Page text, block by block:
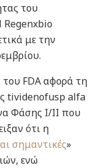
του
Regenxbio
με την
FDA αφορά τη
tividenofusp alfa
Φάσης Ι/ΙΙ που
ότι η
σημαντικές»
ενώ